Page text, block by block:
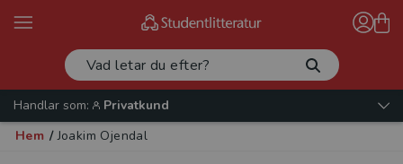
Handlar som:
Privatkund
Hem / Joakim Öjendal